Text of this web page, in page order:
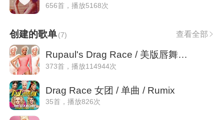
656首，播放5168次
创建的歌单(7) 查看全部
Rupaul's Drag Race / 美版唇舞歌曲
373首，播放114944次
Drag Race 女团 / 单曲 / Rumix
35首，播放826次